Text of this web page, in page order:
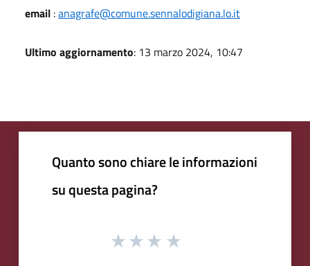
email :anagrafe@comune.sennalodigiana.lo.it
Ultimo aggiornamento: 13 marzo 2024, 10:47
Quanto sono chiare le informazioni
su questa pagina?